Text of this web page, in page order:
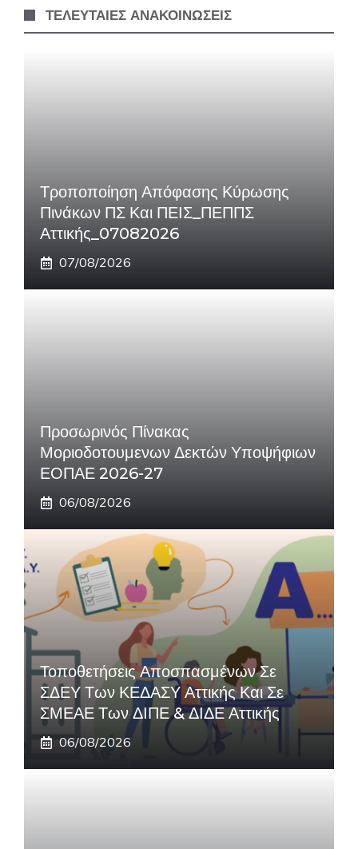
ΤΕΛΕΥΤΑΙΕΣ ΑΝΑΚΟΙΝΩΣΕΙΣ
Τροποποίηση Απόφασης Κύρωσης
Πινάκων ΠΣ Και ΠΕΙΣ_ΠΕΠΠΣ
Αττικής_07082026
07/08/2026
Προσωρινός Πίνακας
Μοριοδοτουμενων Δεκτών Υποψήφιων
ΕΟΠΑΕ 2026-27
06/08/2026
Τοποθετήσεις Αποσπασμένων Σε
ΣΔΕΥ Των ΚΕΔΑΣΥ Αττικής Και Σε
ΣΜΕΑΕ Των ΔΙΠΕ & ΔΙΔΕ Αττικής
06/08/2026